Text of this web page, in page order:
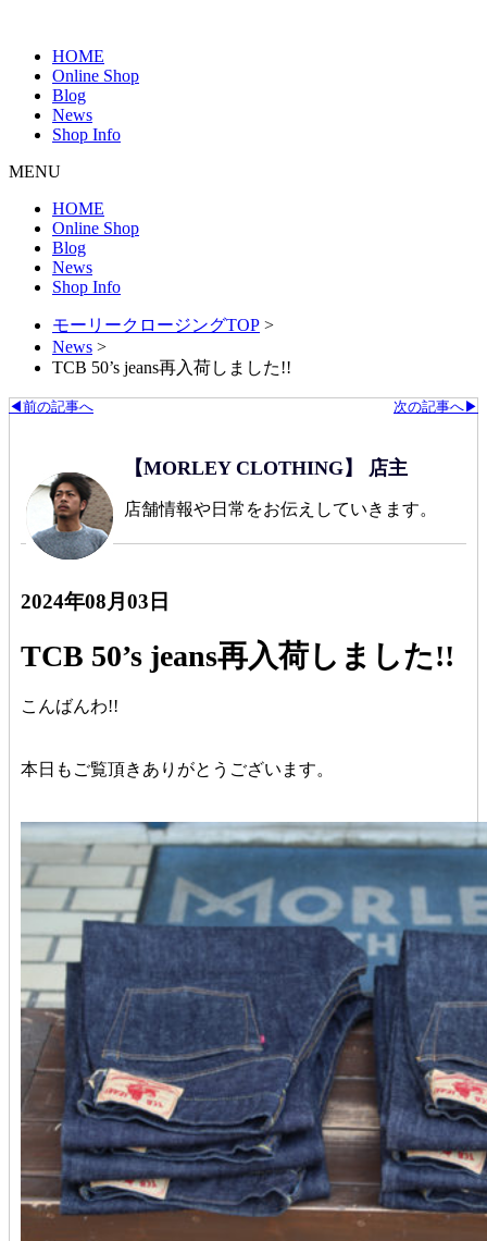
HOME
Online Shop
Blog
News
Shop Info
MENU
HOME
Online Shop
Blog
News
Shop Info
モーリークロージングTOP >
News >
TCB 50’s jeans再入荷しました!!
次の記事へ▶
◀前の記事へ
【MORLEY CLOTHING】 店主
店舗情報や日常をお伝えしていきます。
2024年08月03日
TCB 50’s jeans再入荷しました!!
こんばんわ!!
本日もご覧頂きありがとうございます。